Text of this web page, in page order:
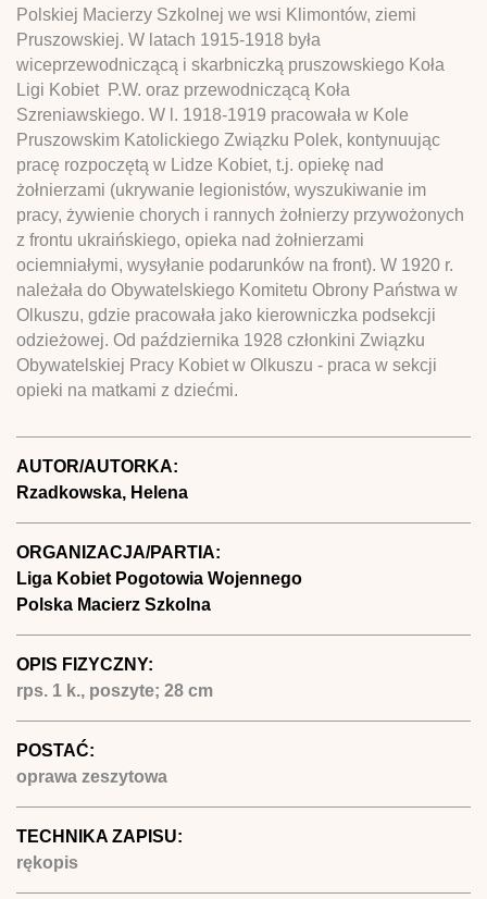
Polskiej Macierzy Szkolnej we wsi Klimontów, ziemi
Pruszowskiej. W latach 1915-1918 była
wiceprzewodniczącą i skarbniczką pruszowskiego Koła
Ligi Kobiet P.W. oraz przewodniczącą Koła
Szreniawskiego. W l. 1918-1919 pracowała w Kole
Pruszowskim Katolickiego Związku Polek, kontynuując
pracę rozpoczętą w Lidze Kobiet, t.j. opiekę nad
żołnierzami (ukrywanie legionistów, wyszukiwanie im
pracy, żywienie chorych i rannych żołnierzy przywożonych
z frontu ukraińskiego, opieka nad żołnierzami
ociemniałymi, wysyłanie podarunków na front). W 1920 r.
należała do Obywatelskiego Komitetu Obrony Państwa w
Olkuszu, gdzie pracowała jako kierowniczka podsekcji
odzieżowej. Od października 1928 członkini Związku
Obywatelskiej Pracy Kobiet w Olkuszu - praca w sekcji
opieki na matkami z dziećmi.
AUTOR/AUTORKA:
Rzadkowska, Helena
ORGANIZACJA/PARTIA:
Liga Kobiet Pogotowia Wojennego
Polska Macierz Szkolna
OPIS FIZYCZNY:
rps. 1 k., poszyte; 28 cm
POSTAĆ:
oprawa zeszytowa
TECHNIKA ZAPISU:
rękopis